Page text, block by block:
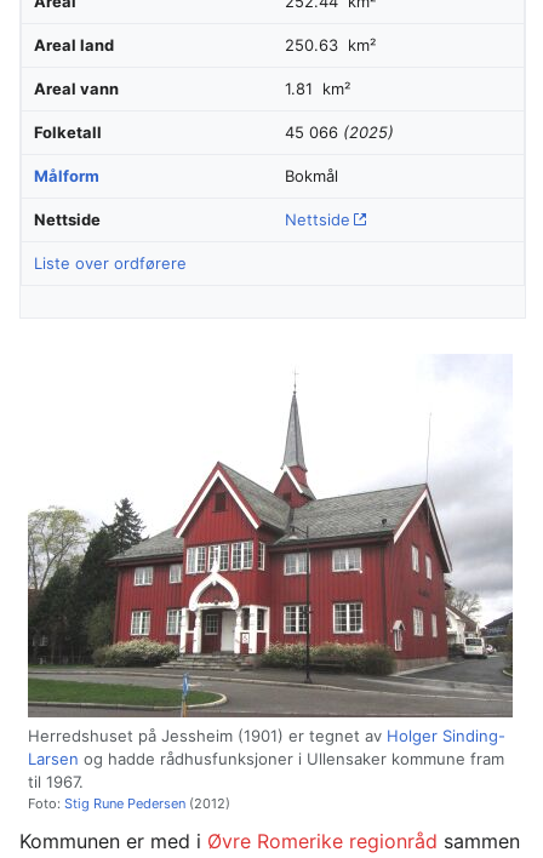
Areal land 250.63 km²
Areal vann 1.81 km²
Folketall 45 066 (2025)
Målform Bokmål
Nettside Nettside
Liste over ordførere
Herredshuset på Jessheim (1901) er tegnet av Holger Sinding-
Larsen og hadde rådhusfunksjoner i Ullensaker kommune fram
til 1967.
Foto: Stig Rune Pedersen (2012)
Kommunen er med i Øvre Romerike regionråd sammen